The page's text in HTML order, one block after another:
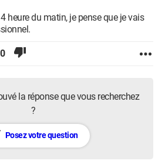
heure du matin, je pense que je vais
0
la réponse que vous recherchez
?
Posez votre question